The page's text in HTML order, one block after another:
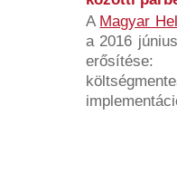
A Magyar
a 2016